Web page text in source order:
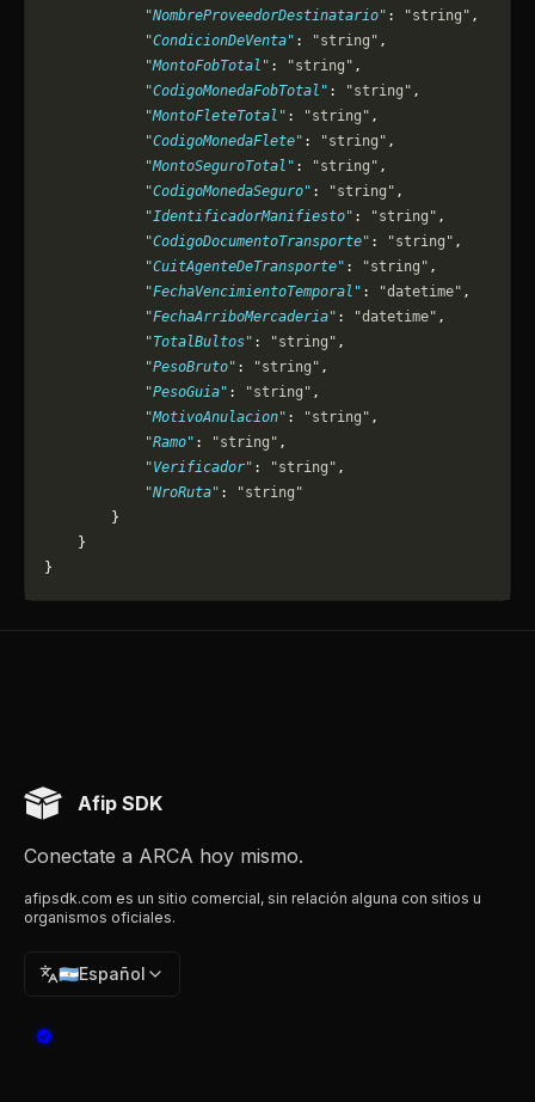
            "NombreProveedorDestinatario"
: "string" ,
            "CondicionDeVenta"
: "string" ,
            "MontoFobTotal"
: "string" ,
            "CodigoMonedaFobTotal"
: "string" ,
            "MontoFleteTotal"
: "string" ,
            "CodigoMonedaFlete"
: "string" ,
            "MontoSeguroTotal"
: "string" ,
            "CodigoMonedaSeguro"
: "string" ,
            "IdentificadorManifiesto"
: "string" ,
            "CodigoDocumentoTransporte"
: "string" ,
            "CuitAgenteDeTransporte"
: "string" ,
            "FechaVencimientoTemporal"
: "datetime" ,
            "FechaArriboMercaderia"
: "datetime" ,
            "TotalBultos"
: "string" ,
            "PesoBruto"
: "string" ,
            "PesoGuia"
: "string" ,
            "MotivoAnulacion"
: "string" ,
            "Ramo"
: "string" ,
            "Verificador"
: "string" ,
            "NroRuta"
:
"string"
        }
    }
}
Afip SDK
Conectate a ARCA hoy mismo.
afipsdk.com es un sitio comercial, sin relación alguna con sitios u
organismos oficiales.
🇦🇷Español